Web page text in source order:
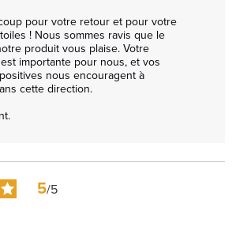
pour votre retour et pour votre
! Nous sommes ravis que le
produit vous plaise. Votre
importante pour nous, et vos
nous encouragent à
cette direction.
5/5